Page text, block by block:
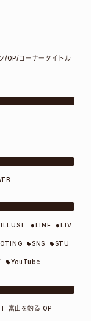
/OP/コーナータイトル
ILLUST LINE LIV
SNS STU
YouTube
富山を釣る OP